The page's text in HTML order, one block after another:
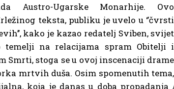
Austro-Ugarske Monarhije. Ovo
teksta, publiku je uvelo u ‘’čvrsti
kako je kazao redatelj Sviben, svijet
na relacijama spram Obitelji i
Smrti, stoga se u ovoj inscenaciji drame
mrtvih duša. Osim spomenutih tema,
koja je danas u doba